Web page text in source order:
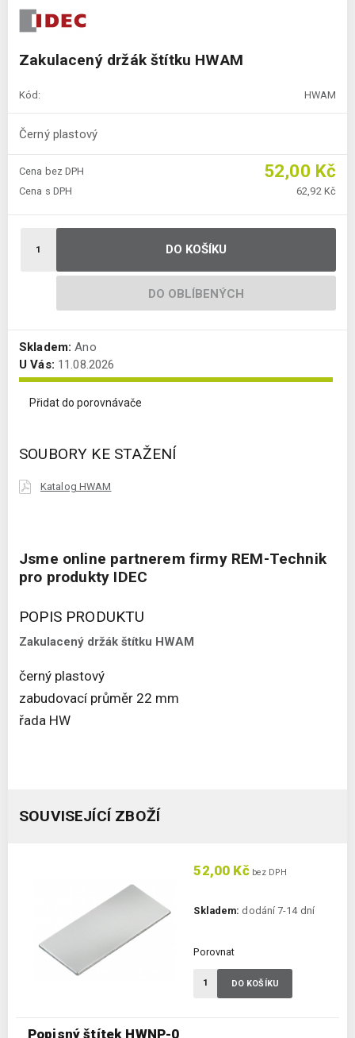
Zakulacený držák štítku HWAM
Kód: HWAM
Černý plastový
Cena bez DPH 52,00 Kč
Cena s DPH 62,92 Kč
DO KOŠÍKU
DO OBLÍBENÝCH
Skladem: Ano
U Vás: 11.08.2026
Přidat do porovnávače
SOUBORY KE STAŽENÍ
Katalog HWAM
Jsme online partnerem firmy REM-Technik
pro produkty IDEC
POPIS PRODUKTU
Zakulacený držák štítku HWAM
černý plastový
zabudovací průměr 22 mm
řada HW
SOUVISEJÍCÍ ZBOŽÍ
Popisný štítek HWNP-0
52,00 Kčbez DPH
Skladem: dodání 7-14 dní
Porovnat
DO KOŠÍKU